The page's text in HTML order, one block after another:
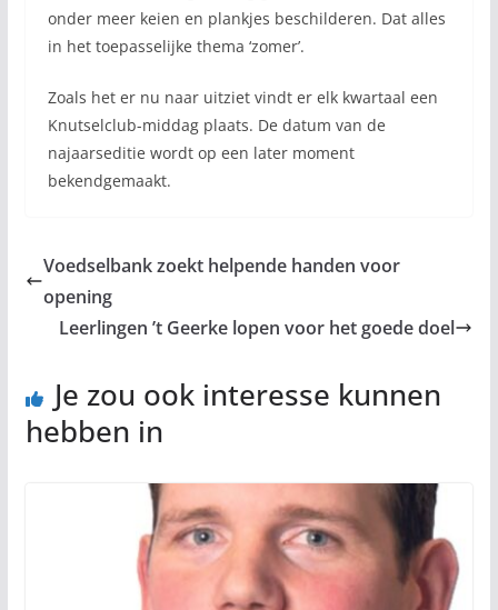
onder meer keien en plankjes beschilderen. Dat alles
in het toepasselijke thema ‘zomer’.
Zoals het er nu naar uitziet vindt er elk kwartaal een
Knutselclub-middag plaats. De datum van de
najaarseditie wordt op een later moment
bekendgemaakt.
Voedselbank zoekt helpende handen voor
opening
Leerlingen ’t Geerke lopen voor het goede doel
Je zou ook interesse kunnen
hebben in